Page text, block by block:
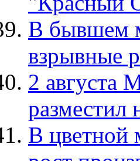
В бывшем
взрывные
2 августа
В цветной